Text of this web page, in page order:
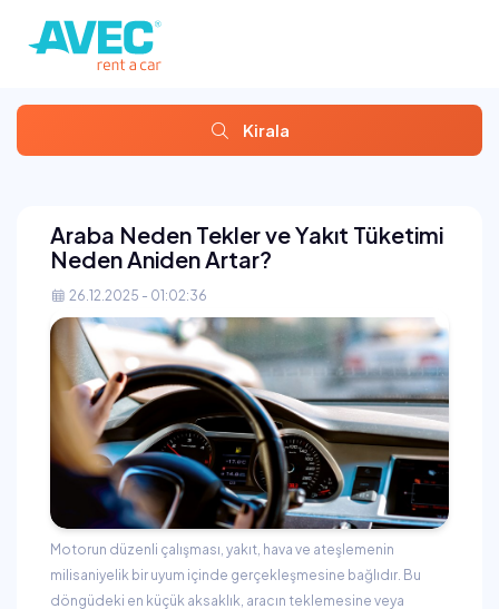
Kirala
Araba Neden Tekler ve Yakıt Tüketimi
Neden Aniden Artar?
26.12.2025 - 01:02:36
Motorun düzenli çalışması, yakıt, hava ve ateşlemenin
milisaniyelik bir uyum içinde gerçekleşmesine bağlıdır. Bu
döngüdeki en küçük aksaklık, aracın teklemesine veya